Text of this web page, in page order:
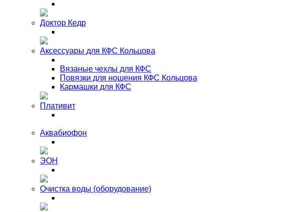
Доктор Кедр
Аксессуары для КФС Кольцова
Вязаные чехлы для КФС
Повязки для ношения КФС Кольцова
Кармашки для КФС
Плативит
Аквабиофон
ЭОН
Очистка воды (оборудование)